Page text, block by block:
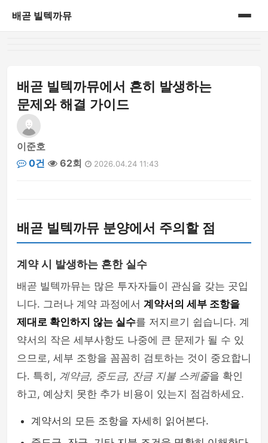
배곧 빌텍까뮤
배곧 빌텍까뮤에서 흔히 발생하는
문제와 해결 가이드
이준호
0건
62회 2026.04.24 11:43
배곧 빌텍까뮤 분양에서 주의할 점
계약 시 발생하는 흔한 실수
배곧 빌텍까뮤는 많은 투자자들이 관심을 갖는 곳입
니다. 그러나 계약 과정에서 계약서의 세부 조항을
제대로 확인하지 않는 실수를 저지르기 쉽습니다. 계
약서의 작은 세부사항도 나중에 큰 문제가 될 수 있
으므로, 세부 조항을 꼼꼼히 검토하는 것이 중요합니
다. 특히, 계약금, 중도금, 잔금 지불 스케줄을 확인
하고, 예상치 못한 추가 비용이 있는지 점검하세요.
계약서의 모든 조항을 자세히 읽어본다.